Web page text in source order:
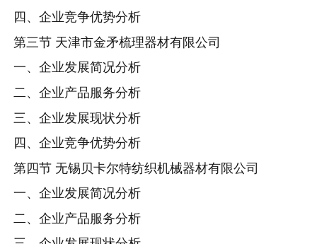
四、企业竞争优势分析
第三节 天津市金矛梳理器材有限公司
一、企业发展简况分析
二、企业产品服务分析
三、企业发展现状分析
四、企业竞争优势分析
第四节 无锡贝卡尔特纺织机械器材有限公司
一、企业发展简况分析
二、企业产品服务分析